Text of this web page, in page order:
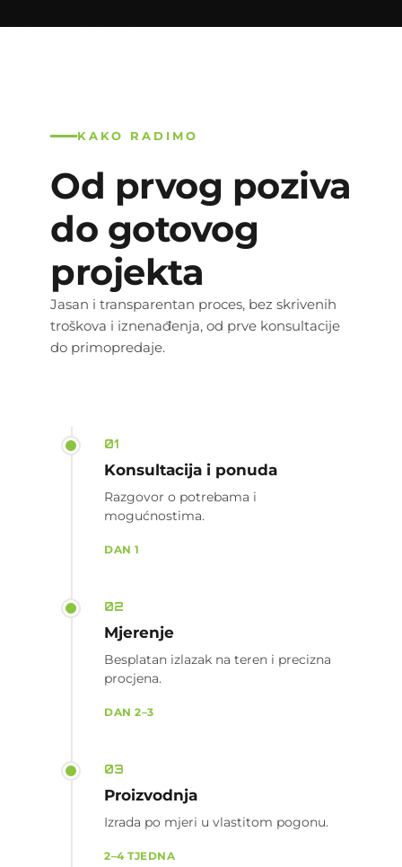
KAKO RADIMO
Od prvog poziva
do gotovog
projekta
Jasan i transparentan proces, bez skrivenih
troškova i iznenađenja, od prve konsultacije
do primopredaje.
01
Konsultacija i ponuda
Razgovor o potrebama i
mogućnostima.
DAN 1
02
Mjerenje
Besplatan izlazak na teren i precizna
procjena.
DAN 2–3
03
Proizvodnja
Izrada po mjeri u vlastitom pogonu.
2–4 TJEDNA